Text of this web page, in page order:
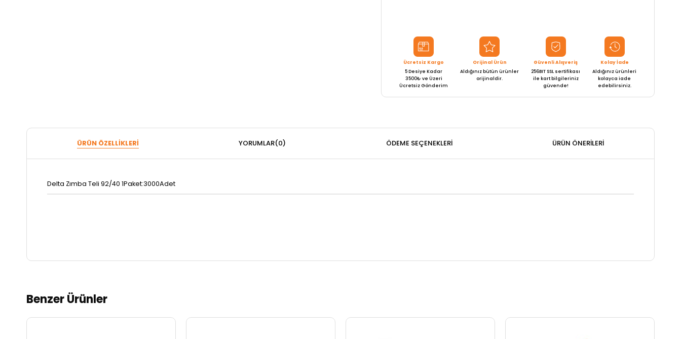
Ücretsiz Kargo
5 Desiye Kadar
3500₺ ve Üzeri
Ücretsiz Gönderim
Orijinal Ürün
Aldığınız bütün ürünler
orijinaldir.
Güvenli Alışveriş
256BIT SSL sertifikası
ile kart bilgileriniz
güvende!
Kolay İade
Aldığınız ürünleri
kolayca iade
edebilirsiniz.
ÜRÜN ÖZELLIKLERI YORUMLAR(0) ÖDEME SEÇENEKLERI ÜRÜN ÖNERILERI
Delta Zımba Teli 92/40 1Paket:3000Adet
Benzer Ürünler